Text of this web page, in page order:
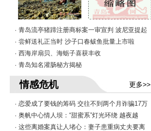
· 青岛流亭猪蹄注册商标案一审宣判 波尼亚提起
· 尝鲜送礼正当时 沙子口春鲅鱼批量上市啦
· 西海岸扇贝、海蛎子喜获丰收
· 青岛知名灌肠秘方揭秘
情感危机 更多>>
· 恋爱成了要钱的筹码 交往不到两个月诈骗17万
· 奥帆中心情人坝：“甜蜜系”灯光环绕 越夜越
· 这些离婚案真让人堵心：妻子患重病丈夫要离